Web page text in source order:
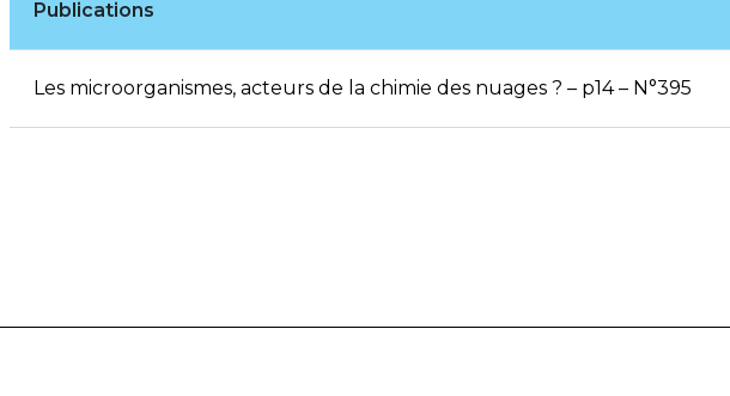
Publications
Les microorganismes, acteurs de la chimie des nuages ? – p14 – N°395